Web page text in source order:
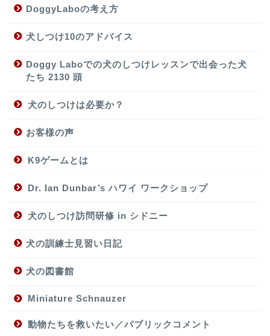
DoggyLaboの考え方
犬しつけ10のアドバイス
Doggy Laboでの犬のしつけレッスンで出会った犬
たち 2130 頭
犬のしつけは必要か？
お客様の声
K9ゲームとは
Dr. Ian Dunbar’s ハワイ ワークショップ
犬のしつけ訪問研修 in シドニー
犬の訓練士見習い日記
犬の図書館
Miniature Schnauzer
動物たちを救いたい／パブリックコメント